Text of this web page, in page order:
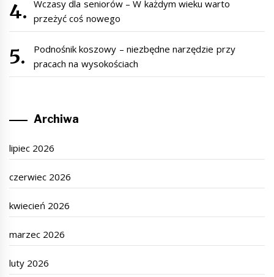
Wczasy dla seniorów – W każdym wieku warto
przeżyć coś nowego
Podnośnik koszowy – niezbędne narzędzie przy
pracach na wysokościach
Archiwa
lipiec 2026
czerwiec 2026
kwiecień 2026
marzec 2026
luty 2026